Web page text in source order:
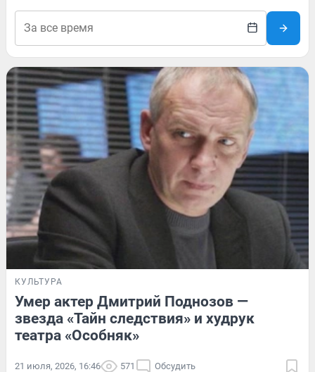
КУЛЬТУРА
Умер актер Дмитрий Поднозов —
звезда «Тайн следствия» и худрук
театра «Особняк»
21 июля, 2026, 16:46 571 Обсудить